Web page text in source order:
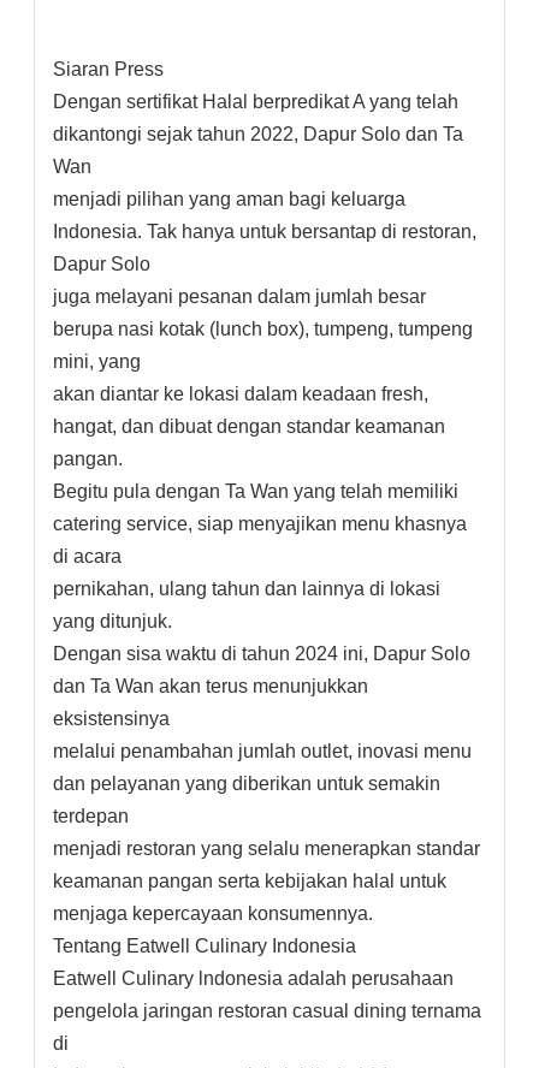
Siaran Press
Dengan sertifikat Halal berpredikat A yang telah
dikantongi sejak tahun 2022, Dapur Solo dan Ta
Wan
menjadi pilihan yang aman bagi keluarga
Indonesia. Tak hanya untuk bersantap di restoran,
Dapur Solo
juga melayani pesanan dalam jumlah besar
berupa nasi kotak (lunch box), tumpeng, tumpeng
mini, yang
akan diantar ke lokasi dalam keadaan fresh,
hangat, dan dibuat dengan standar keamanan
pangan.
Begitu pula dengan Ta Wan yang telah memiliki
catering service, siap menyajikan menu khasnya
di acara
pernikahan, ulang tahun dan lainnya di lokasi
yang ditunjuk.
Dengan sisa waktu di tahun 2024 ini, Dapur Solo
dan Ta Wan akan terus menunjukkan
eksistensinya
melalui penambahan jumlah outlet, inovasi menu
dan pelayanan yang diberikan untuk semakin
terdepan
menjadi restoran yang selalu menerapkan standar
keamanan pangan serta kebijakan halal untuk
menjaga kepercayaan konsumennya.
Tentang Eatwell Culinary Indonesia
Eatwell Culinary lndonesia adalah perusahaan
pengelola jaringan restoran casual dining ternama
di